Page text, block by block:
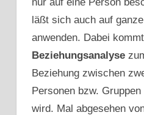
läßt sich auch auf
anwenden. Dabei
Beziehungsanalyse
Beziehung zwischen
Personen bzw.
wird. Mal abgesehen